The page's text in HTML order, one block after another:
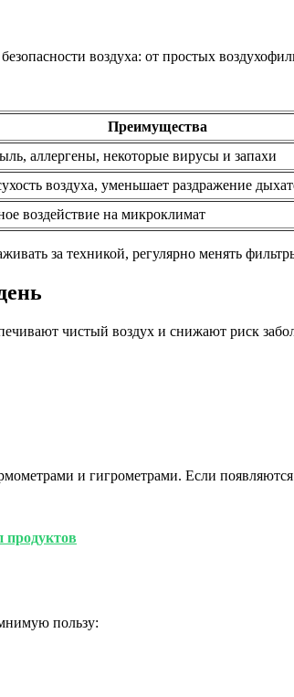
воздуха: от простых
Преимущества
аллергены, некоторые вирусы и запахи
воздуха, уменьшает раздражение
воздействие на микроклимат
за техникой, регулярно менять
чистый воздух и снижают риск
и гигрометрами. Если
продуктов
пользу: